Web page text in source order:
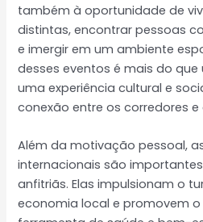
também à oportunidade de
distintas, encontrar pessoas
e imergir em um ambiente
desses eventos é mais do
uma experiência cultural e
conexão entre os corredores e
Além da motivação pessoal,
internacionais são
anfitriãs. Elas impulsionam o
economia local e promovem